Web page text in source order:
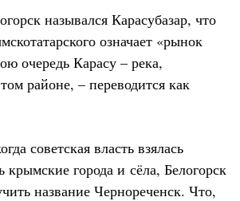
назывался Карасубазар, что
означает «рынок
очередь Карасу – река,
районе, – переводится как
советская власть взялась
крымские города и сёла, Белогорск
название Чернореченск. Что,